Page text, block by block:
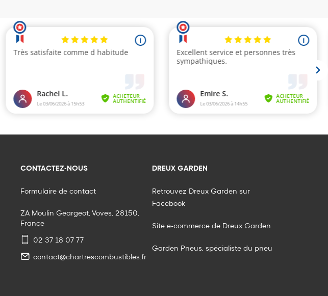
CONTACTEZ-NOUS
Formulaire de contact
ZA Moulin Geargeot, Voves, 28150,
France
02 37 18 07 77
contact@chartrescombustibles.fr
DREUX GARDEN
Retrouvez Dreux Garden sur
Facebook
Site e-commerce de Dreux Garden
Garden Pneus, spécialiste du pneu